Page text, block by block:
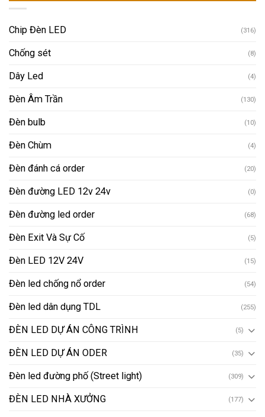
Chip Đèn LED (316)
Chống sét (8)
Dây Led (4)
Đèn Âm Trần (130)
Đèn bulb (10)
Đèn Chùm (4)
Đèn đánh cá order (20)
Đèn đường LED 12v 24v (0)
Đèn đường led order (68)
Đèn Exit Và Sự Cố (5)
Đèn LED 12V 24V (15)
Đèn led chống nổ order (54)
Đèn led dân dụng TDL (255)
ĐÈN LED DỰ ÁN CÔNG TRÌNH (5)
ĐÈN LED DỰ ÁN ODER (35)
Đèn led đường phố (Street light) (309)
ĐÈN LED NHÀ XƯỞNG (177)